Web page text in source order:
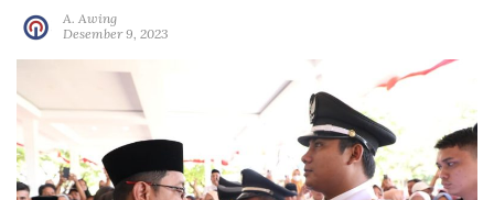
A. Awing
Desember 9, 2023